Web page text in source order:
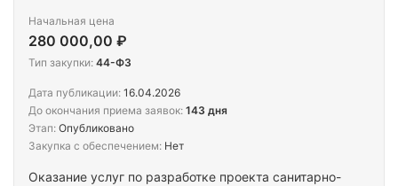
Оказание услуг по разработке проекта санитарно-
Начальная цена
280 000,00 ₽
Тип закупки: 44-ФЗ
Дата публикации: 16.04.2026
До окончания приема заявок: 143 дня
Этап: Опубликовано
Закупка с обеспечением: Нет